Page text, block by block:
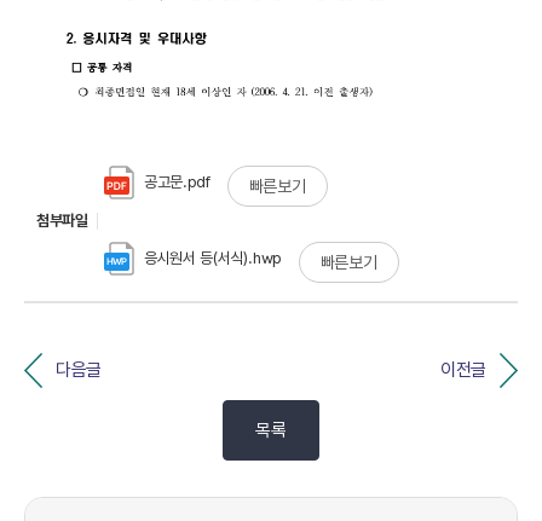
첨부파일
공고문.pdf 빠른보기
응시원서 등(서식).hwp 빠른보기
다음글 이전글
목록